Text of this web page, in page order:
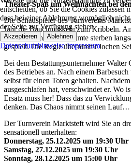
Theater-Spaß um Weihnachtenbei
Die Schauspieler des Turnvereins
Jahr die Bauchmuskeln zum Kribbeln.
wird der Schwank „Beamte sterben
gespielt. Die Regie übernimmt Jochen
Bei dem Bestattungsunternehmer Walter
des Betriebes an. Nach einem
selbst für einen Toten gehalten.
ausgeschlafen hat, verschwindet er. Wo
Ersatz muss her! Dass das zu
denken. Das Chaos nimmt seinen Lauf…
Der Turnverein Marktsteft wird Sie an
sensationell unterhalten:
Donnerstag, 25.12.2025 um 19:30 Uhr
Samstag, 27.12.2025 um 19:30 Uhr
Sonntag, 28.12.2025 um 15:00 Uhr
entscheiden, ob Sie die Cookies zulassen
dass bei einer Ablehnung womöglich
der Seite zur Verfügung stehen.
Akzeptieren Ablehnen
Datenschutzhinweise Impressum